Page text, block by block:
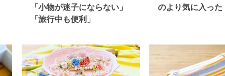
「小物が迷子にならない」
「旅行中も便利」
のより気に入った